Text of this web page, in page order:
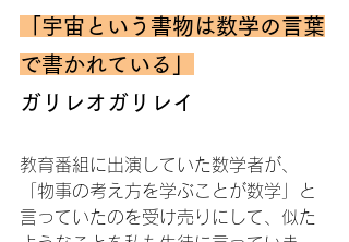
「宇宙という書物は数学の言葉
で書かれている」
ガリレオガリレイ
教育番組に出演していた数学者が、
「物事の考え方を学ぶことが数学」と
言っていたのを受け売りにして、似た